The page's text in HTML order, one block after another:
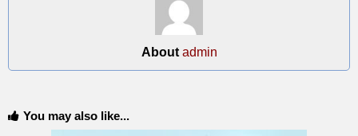
About admin
You may also like...